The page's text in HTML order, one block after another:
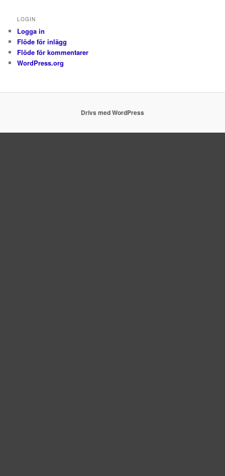
LOGIN
Logga in
Flöde för inlägg
Flöde för kommentarer
WordPress.org
Drivs med WordPress